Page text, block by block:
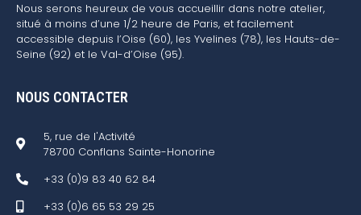
Nous serons heureux de vous accueillir dans notre atelier,
situé à moins d’une 1/2 heure de Paris, et facilement
accessible depuis l’Oise (60), les Yvelines (78), les Hauts-de-
Seine (92) et le Val-d’Oise (95).
NOUS CONTACTER
5, rue de l'Activité
78700 Conflans Sainte-Honorine
+33 (0)9 83 40 62 84
+33 (0)6 65 53 29 25